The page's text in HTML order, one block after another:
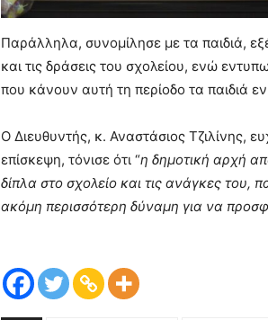
Παράλληλα, συνομίλησε με τα παιδιά,
και τις δράσεις του σχολείου, ενώ
που κάνουν αυτή τη περίοδο τα παιδιά
Ο Διευθυντής, κ. Αναστάσιος Τζιλίνης,
επίσκεψη, τόνισε ότι “η δημοτική αρχή
δίπλα στο σχολείο και τις ανάγκες του,
ακόμη περισσότερη δύναμη για να